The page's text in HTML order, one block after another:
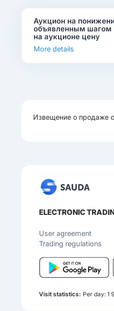
Аукцион на
объявленным шагом
на аукционе цену
More details
Извещение о продаже
ELECTRONIC
User agreement
Trading regulations
Visit statistics: Per day: 1